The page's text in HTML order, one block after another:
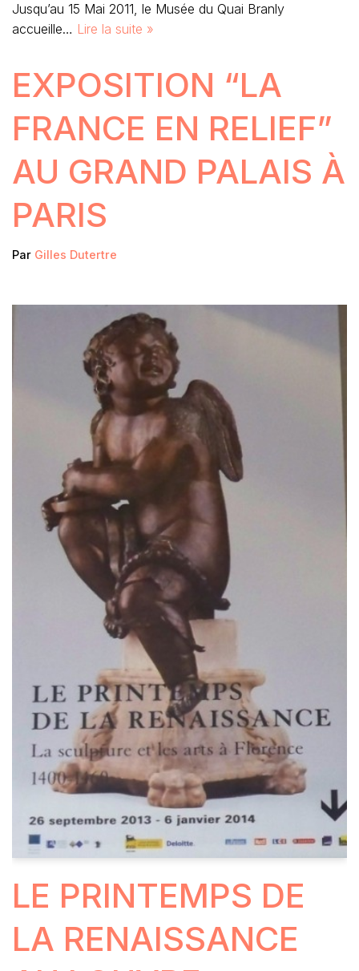
Jusqu’au 15 Mai 2011, le Musée du Quai Branly
accueille… Lire la suite »
EXPOSITION “LA
FRANCE EN RELIEF”
AU GRAND PALAIS À
PARIS
Par Gilles Dutertre
LE PRINTEMPS DE
LA RENAISSANCE